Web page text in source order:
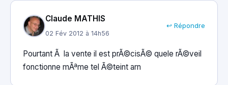
Claude MATHIS
02 Fév 2012 à 14h56
↩ Répondre
Pourtant Ã la vente il est prÃ©cisÃ© quele rÃ©veil
fonctionne mÃªme tel Ã©teint arn